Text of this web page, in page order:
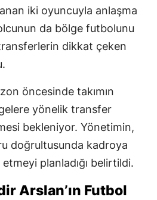
iki oyuncuyla anlaşma
da bölge futbolunu
dikkat çeken
öncesinde takımın
yönelik transfer
bekleniyor. Yönetimin,
doğrultusunda kadroya
planladığı belirtildi.
Arslan’ın Futbol